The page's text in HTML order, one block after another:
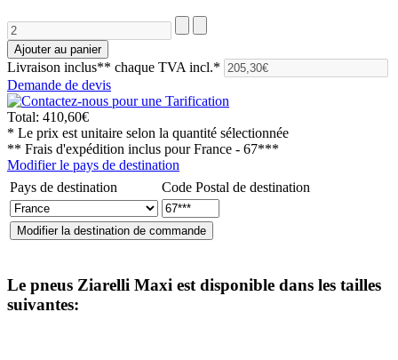
Livraison inclus** chaque TVA incl.*
Demande de devis
Total: 410,60€
* Le prix est unitaire selon la quantité sélectionnée
** Frais d'expédition inclus pourFrance - 67***
Modifier le pays de destination
Pays de destination
Code Postal de destination
Le pneus Ziarelli Maxi est disponible dans les tailles
suivantes: